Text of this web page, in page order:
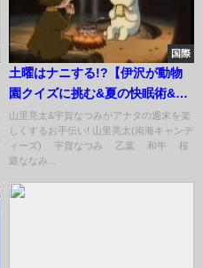
国際
土曜はナニする!?【伊沢が動物
園クイズに挑む&夏の快眠術&最
新プラネタリウム】 2020年8月
1日
山里亮太&宇賀なつみがアナタの週末を楽
しくするお手伝い! 山里亮太(南海キャンデ
ィーズ) 宇賀なつみ 乙葉 和牛 桜
庭ななみ...